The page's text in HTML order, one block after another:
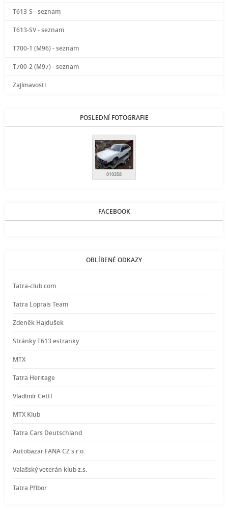
T613-S - seznam
T613-SV - seznam
T700-1 (M96) - seznam
T700-2 (M97) - seznam
Zajímavosti
POSLEDNÍ FOTOGRAFIE
010358
FACEBOOK
OBLÍBENÉ ODKAZY
Tatra-club.com
Tatra Loprais Team
Zdeněk Hajdušek
Stránky T613 estranky
MTX
Tatra Heritage
Vladimír Cettl
MTX Klub
Tatra Cars Deutschland
Autobazar FANA CZ s.r.o.
Valašský veterán klub z.s.
Tatra Příbor